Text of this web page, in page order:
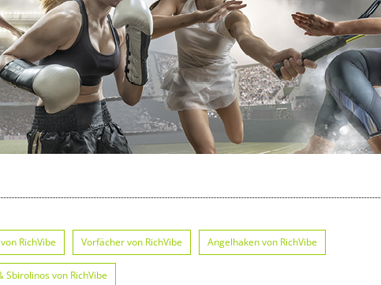
RichVibe Vorfächer von RichVibe Angelhaken von RichVibe
Sbirolinos von RichVibe